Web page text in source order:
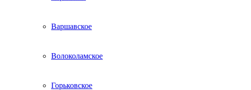
Варшавское
Волоколамское
Горьковское